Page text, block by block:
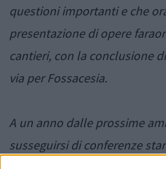
questioni importanti e che
presentazione di opere
cantieri, con la conclusione
via per Fossacesia.
A un anno dalle prossime
susseguirsi di conferenze